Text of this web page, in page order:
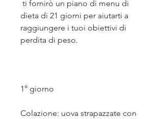
dieta di 21 giorni per aiutarti a
raggiungere i tuoi obiettivi di
perdita di peso.
1° giorno
Colazione: uova strapazzate con